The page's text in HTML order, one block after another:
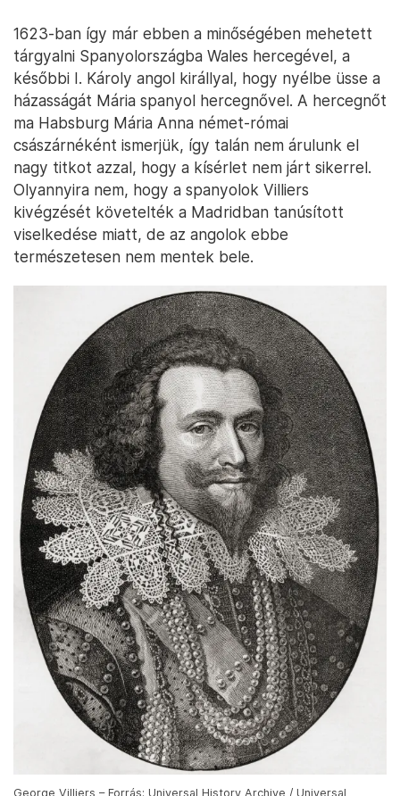
1623-ban így már ebben a minőségében mehetett
tárgyalni Spanyolországba Wales hercegével, a
későbbi I. Károly angol királlyal, hogy nyélbe üsse a
házasságát Mária spanyol hercegnővel. A hercegnőt
ma Habsburg Mária Anna német-római
császárnéként ismerjük, így talán nem árulunk el
nagy titkot azzal, hogy a kísérlet nem járt sikerrel.
Olyannyira nem, hogy a spanyolok Villiers
kivégzését követelték a Madridban tanúsított
viselkedése miatt, de az angolok ebbe
természetesen nem mentek bele.
George Villiers – Forrás: Universal History Archive / Universal